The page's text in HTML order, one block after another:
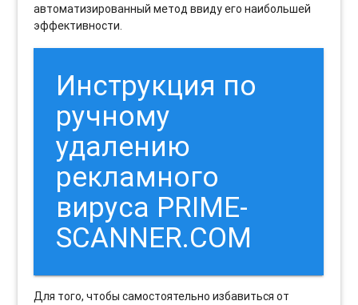
автоматизированный метод ввиду его наибольшей
эффективности.
Инструкция по
ручному
удалению
рекламного
вируса PRIME-
SCANNER.COM
Для того, чтобы самостоятельно избавиться от